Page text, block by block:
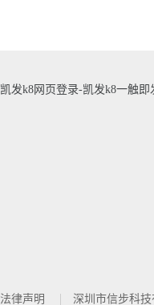
凯发k8网页登录-凯发k8一触即
法律声明 深圳市信步科